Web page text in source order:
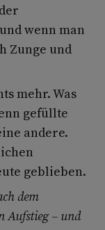
wenn man
Zunge und
mehr. Was
gefüllte
andere.
geblieben.
dem
Aufstieg – und